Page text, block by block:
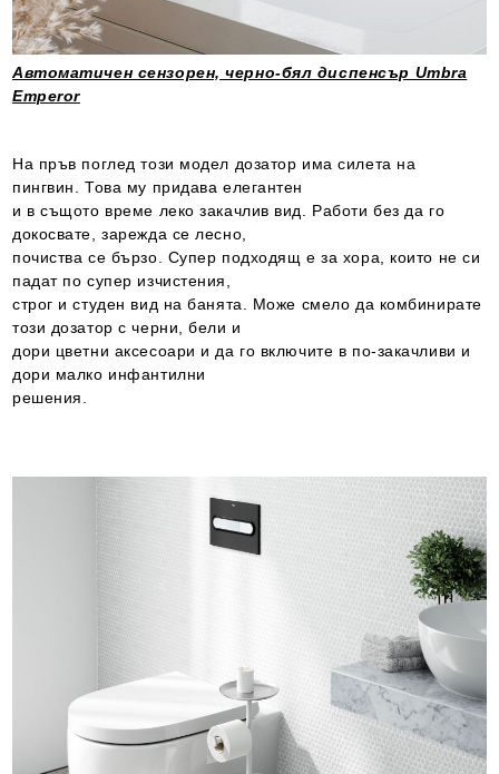
Автоматичен сензорен, черно-бял диспенсър Umbra
Emperor
На пръв поглед този модел дозатор има силета на
пингвин. Това му придава елегантен
и в същото време леко закачлив вид. Работи без да го
докосвате, зарежда се лесно,
почиства се бързо. Супер подходящ е за хора, които не си
падат по супер изчистения,
строг и студен вид на банята. Може смело да комбинирате
този дозатор с черни, бели и
дори цветни аксесоари и да го включите в по-закачливи и
дори малко инфантилни
решения.